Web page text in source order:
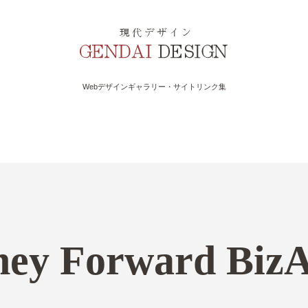
Webデザインギャラリー・サイトリンク集
Forward